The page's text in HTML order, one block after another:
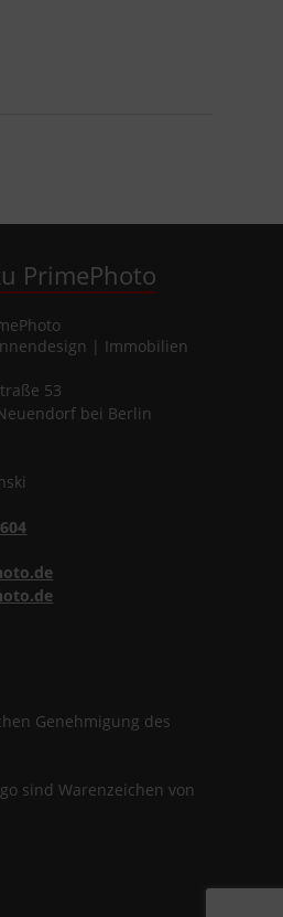
PrimePhoto
| Immobilien
53
bei Berlin
Genehmigung des
sind Warenzeichen von